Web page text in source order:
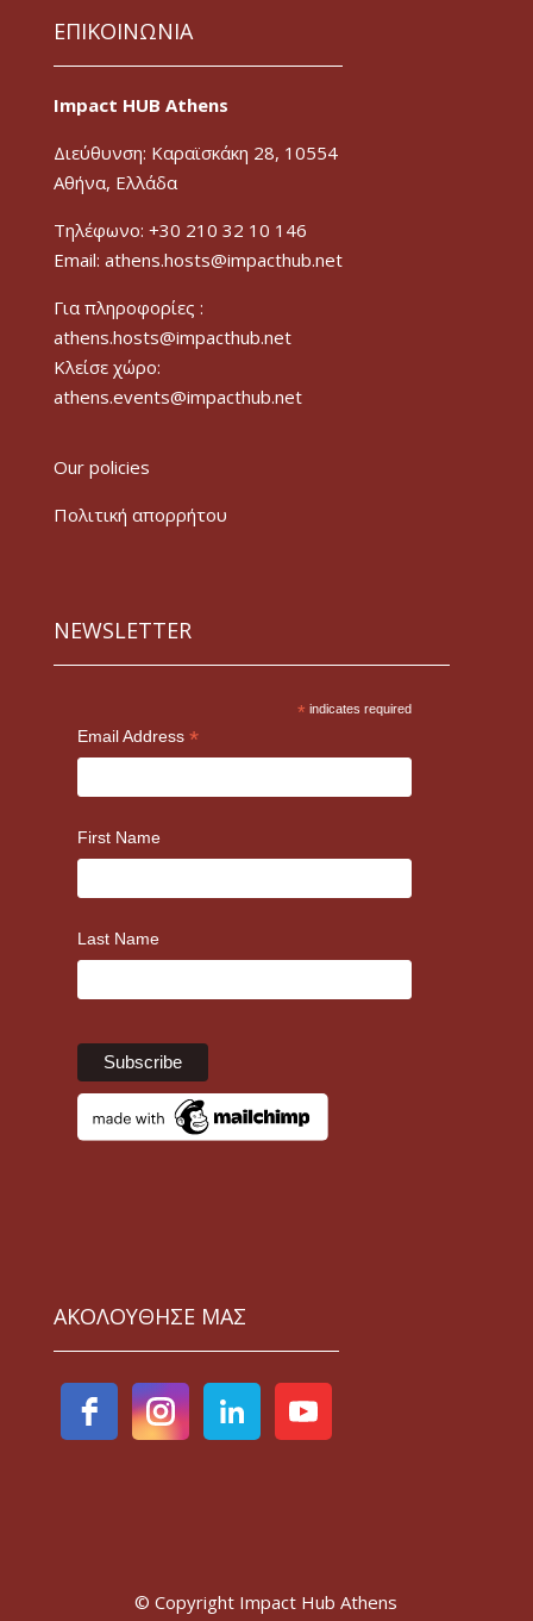
ΕΠΙΚΟΙΝΩΝΙΑ
Impact HUB Athens
Διεύθυνση: Καραϊσκάκη 28, 10554
Αθήνα, Ελλάδα
Τηλέφωνο: +30 210 32 10 146
Email: athens.hosts@impacthub.net
Για πληροφορίες :
athens.hosts@impacthub.net
Κλείσε χώρο:
athens.events@impacthub.net
Our policies
Πολιτική απορρήτου
NEWSLETTER
* indicates required
Email Address *
First Name
Last Name
ΑΚΟΛΟΥΘΗΣΕ ΜΑΣ
© Copyright Impact Hub Athens